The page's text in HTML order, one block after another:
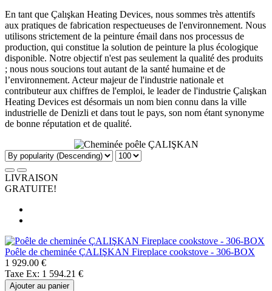
En tant que Çalışkan Heating Devices, nous sommes très attentifs
aux pratiques de fabrication respectueuses de l'environnement. Nous
utilisons strictement de la peinture émail dans nos processus de
production, qui constitue la solution de peinture la plus écologique
disponible. Notre objectif n'est pas seulement la qualité des produits
; nous nous soucions tout autant de la santé humaine et de
l’environnement. Acteur majeur de l'industrie nationale et
contributeur aux chiffres de l'emploi, le leader de l'industrie Çalışkan
Heating Devices est désormais un nom bien connu dans la ville
industrielle de Denizli et dans tout le pays, son nom étant synonyme
de bonne réputation et de qualité.
LIVRAISON
GRATUITE!
Poêle de cheminée ÇALIŞKAN Fireplace cookstove - 306-BOX
1 929.00 €
Taxe Ex: 1 594.21 €
Ajouter au panier